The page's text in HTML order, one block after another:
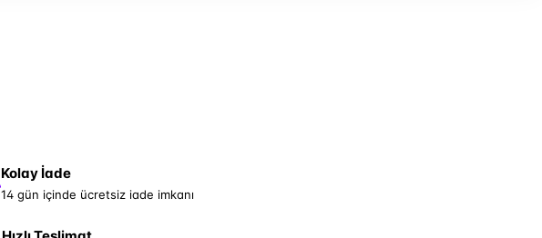
Kolay İade
14 gün içinde ücretsiz iade imkanı